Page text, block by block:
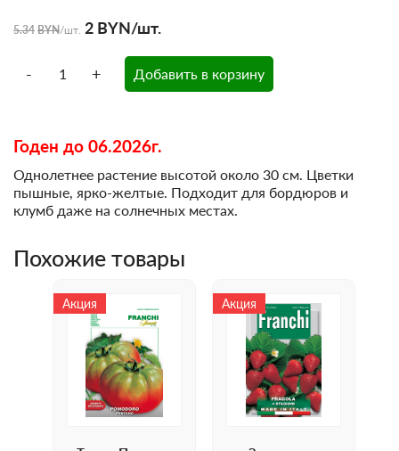
5.34 BYN/шт. 2 BYN/шт.
- + Добавить в корзину
Годен до 06.2026г.
Однолетнее растение высотой около 30 см. Цветки
пышные, ярко-желтые. Подходит для бордюров и
клумб даже на солнечных местах.
Похожие товары
Акция Акция